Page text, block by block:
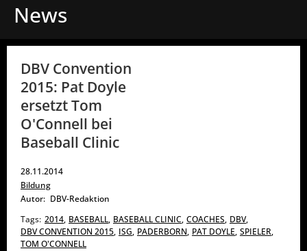
News
DBV Convention
2015: Pat Doyle
ersetzt Tom
O'Connell bei
Baseball Clinic
28.11.2014
Bildung
Autor: DBV-Redaktion
Tags: 2014, BASEBALL, BASEBALL CLINIC, COACHES, DBV,
DBV CONVENTION 2015, ISG, PADERBORN, PAT DOYLE, SPIELER,
TOM O'CONNELL